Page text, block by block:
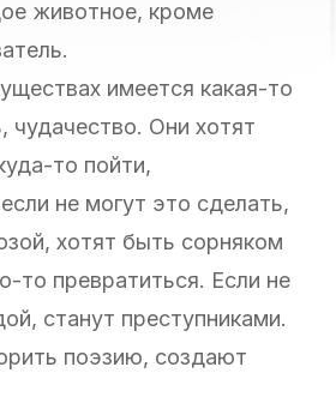
животное, кроме
имеется какая-то
чудачество. Они хотят
то пойти,
не могут это сделать,
хотят быть сорняком
то превратиться. Если не
станут преступниками.
поэзию, создают